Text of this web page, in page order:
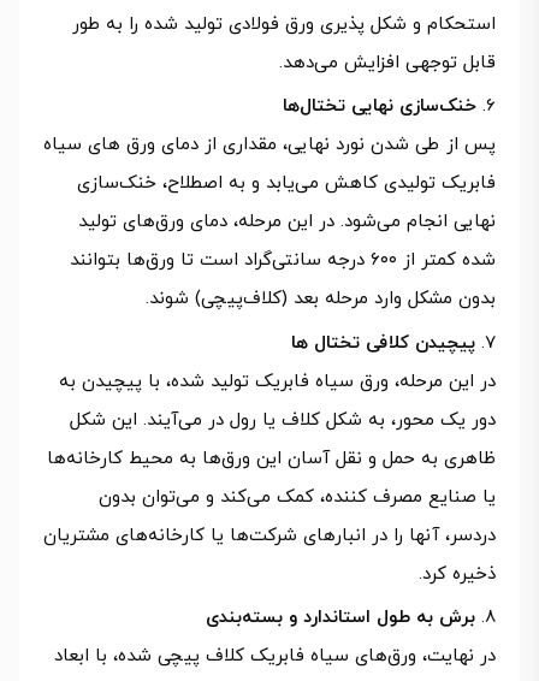
استحکام و شکل پذیری ورق فولادی تولید شده را به طور
قابل توجهی افزایش می‌دهد.
خنک‌سازی نهایی تختال‌ها
پس از طی شدن نورد نهایی، مقداری از دمای ورق های سیاه
فابریک تولیدی کاهش می‌یابد و به اصطلاح، خنک‌سازی
نهایی انجام می‌شود. در این مرحله، دمای ورق‌های تولید
شده کمتر از ۶۰۰ درجه سانتی‌گراد است تا ورق‌ها بتوانند
بدون مشکل وارد مرحله بعد (کلاف‌پیچی) شوند.
پیچیدن کلافی تختال ها
در این مرحله، ورق سیاه فابریک تولید شده، با پیچیدن به
دور یک محور، به شکل کلاف یا رول در می‎‌آیند. این شکل
ظاهری به حمل و نقل آسان این ورق‌ها به محیط کارخانه‌ها
یا صنایع مصرف کننده، کمک می‌کند و می‌توان بدون
دردسر، آنها را در انبارهای شرکت‌ها یا کارخانه‌های مشتریان
ذخیره کرد.
برش به طول استاندارد و بسته‌بندی
در نهایت، ورق‌های سیاه فابریک کلاف پیچی شده، با ابعاد